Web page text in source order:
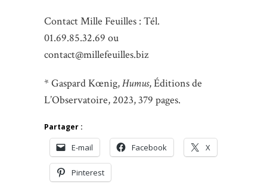
Contact Mille Feuilles : Tél.
01.69.85.32.69 ou
contact@millefeuilles.biz
* Gaspard Kœnig,Humus, Éditions de
L’Observatoire, 2023, 379 pages.
Partager :
E-mail Facebook X
Pinterest